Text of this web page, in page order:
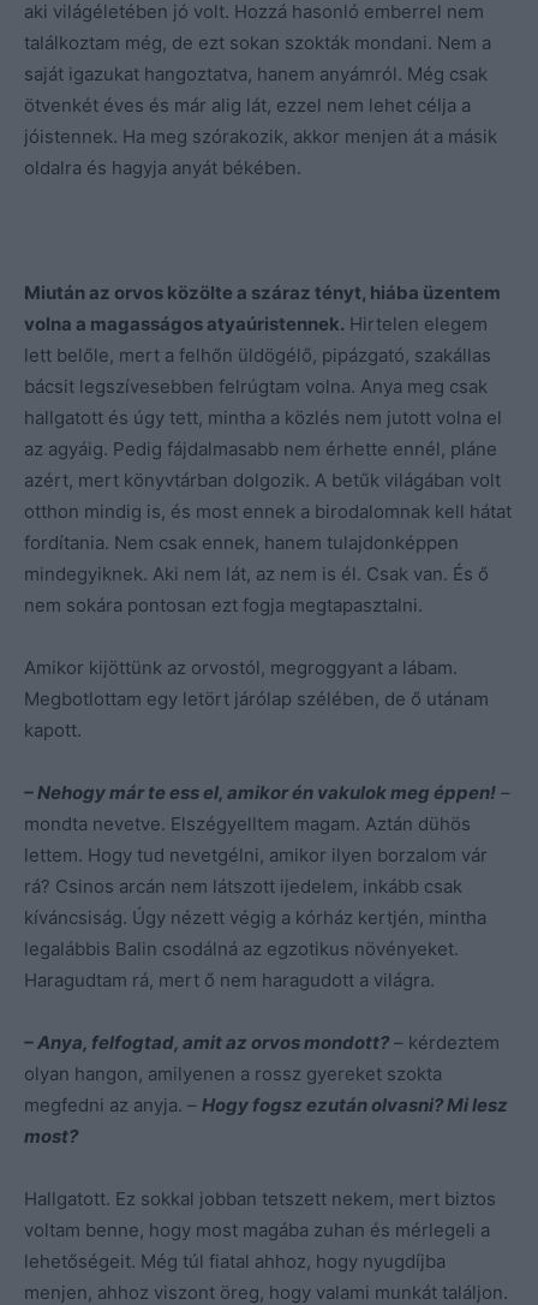
aki világéletében jó volt. Hozzá hasonló emberrel nem
találkoztam még, de ezt sokan szokták mondani. Nem a
saját igazukat hangoztatva, hanem anyámról. Még csak
ötvenkét éves és már alig lát, ezzel nem lehet célja a
jóistennek. Ha meg szórakozik, akkor menjen át a másik
oldalra és hagyja anyát békében.
Miután az orvos közölte a száraz tényt, hiába üzentem
volna a magasságos atyaúristennek. Hirtelen elegem
lett belőle, mert a felhőn üldögélő, pipázgató, szakállas
bácsit legszívesebben felrúgtam volna. Anya meg csak
hallgatott és úgy tett, mintha a közlés nem jutott volna el
az agyáig. Pedig fájdalmasabb nem érhette ennél, pláne
azért, mert könyvtárban dolgozik. A betűk világában volt
otthon mindig is, és most ennek a birodalomnak kell hátat
fordítania. Nem csak ennek, hanem tulajdonképpen
mindegyiknek. Aki nem lát, az nem is él. Csak van. És ő
nem sokára pontosan ezt fogja megtapasztalni.
Amikor kijöttünk az orvostól, megroggyant a lábam.
Megbotlottam egy letört járólap szélében, de ő utánam
kapott.
– Nehogy már te ess el, amikor én vakulok meg éppen! –
mondta nevetve. Elszégyelltem magam. Aztán dühös
lettem. Hogy tud nevetgélni, amikor ilyen borzalom vár
rá? Csinos arcán nem látszott ijedelem, inkább csak
kíváncsiság. Úgy nézett végig a kórház kertjén, mintha
legalábbis Balin csodálná az egzotikus növényeket.
Haragudtam rá, mert ő nem haragudott a világra.
– Anya, felfogtad, amit az orvos mondott? – kérdeztem
olyan hangon, amilyenen a rossz gyereket szokta
megfedni az anyja. – Hogy fogsz ezután olvasni? Mi lesz
most?
Hallgatott. Ez sokkal jobban tetszett nekem, mert biztos
voltam benne, hogy most magába zuhan és mérlegeli a
lehetőségeit. Még túl fiatal ahhoz, hogy nyugdíjba
menjen, ahhoz viszont öreg, hogy valami munkát találjon.